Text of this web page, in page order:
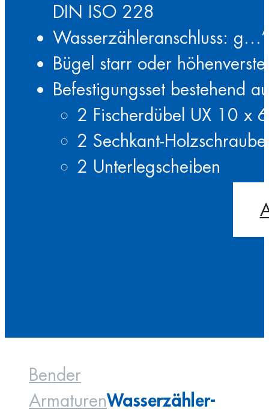
DIN ISO 228
Wasserzähleranschluss:
Bügel starr oder
Befestigungsset bestehend
2 Fischerdübel UX 10 x
2 Sechkant-
2 Unterlegscheiben
Bender
ArmaturenWasserzähler-